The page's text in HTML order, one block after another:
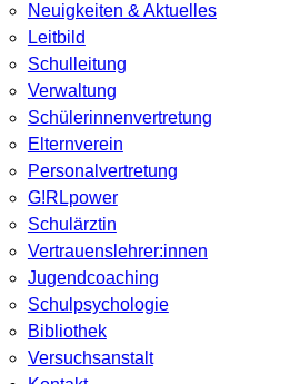
Neuigkeiten & Aktuelles
Leitbild
Schulleitung
Verwaltung
Schülerinnenvertretung
Elternverein
Personalvertretung
G!RLpower
Schulärztin
Vertrauenslehrer:innen
Jugendcoaching
Schulpsychologie
Bibliothek
Versuchsanstalt